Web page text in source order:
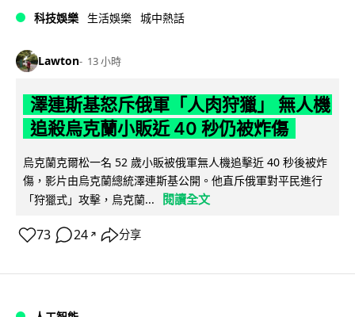
科技娛樂 生活娛樂 城中熱話
Lawton 13 小時
澤連斯基怒斥俄軍「人肉狩獵」 無人機
追殺烏克蘭小販近 40 秒仍被炸傷
烏克蘭克爾松一名 52 歲小販被俄軍無人機追擊近 40 秒後被炸
傷，影片由烏克蘭總統澤連斯基公開。他直斥俄軍對平民進行
「狩獵式」攻擊，烏克蘭...
閱讀全文
73 24 ↗ 分享